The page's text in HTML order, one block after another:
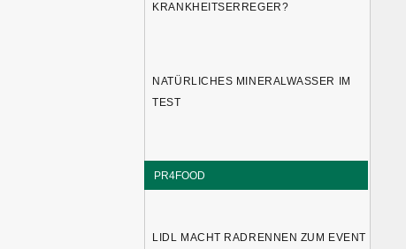
KRANKHEITSERREGER?
NATÜRLICHES MINERALWASSER IM
TEST
PR4FOOD
LIDL MACHT RADRENNEN ZUM EVENT